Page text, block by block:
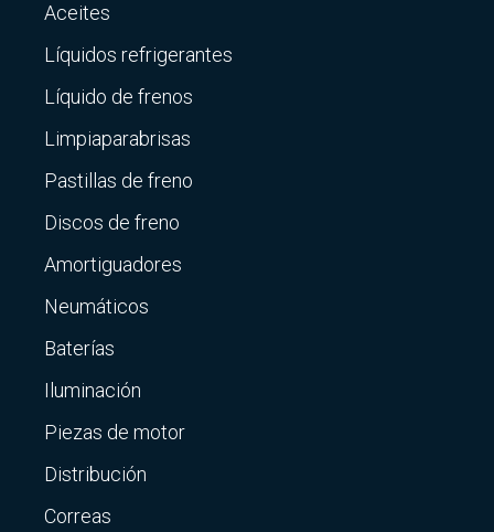
Aceites
Líquidos refrigerantes
Líquido de frenos
Limpiaparabrisas
Pastillas de freno
Discos de freno
Amortiguadores
Neumáticos
Baterías
Iluminación
Piezas de motor
Distribución
Correas